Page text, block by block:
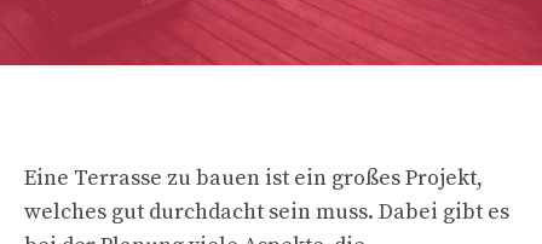
Eine Terrasse zu bauen ist ein großes Projekt,
welches gut durchdacht sein muss. Dabei gibt es